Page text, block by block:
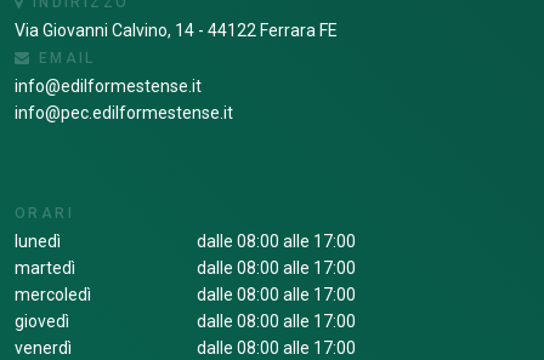
Via Giovanni Calvino, 14 - 44122 Ferrara FE
EMAIL
info@edilformestense.it
info@pec.edilformestense.it
ORARI
lunedì
dalle 08:00 alle 17:00
martedì
dalle 08:00 alle 17:00
mercoledì
dalle 08:00 alle 17:00
giovedì
dalle 08:00 alle 17:00
venerdì
dalle 08:00 alle 17:00